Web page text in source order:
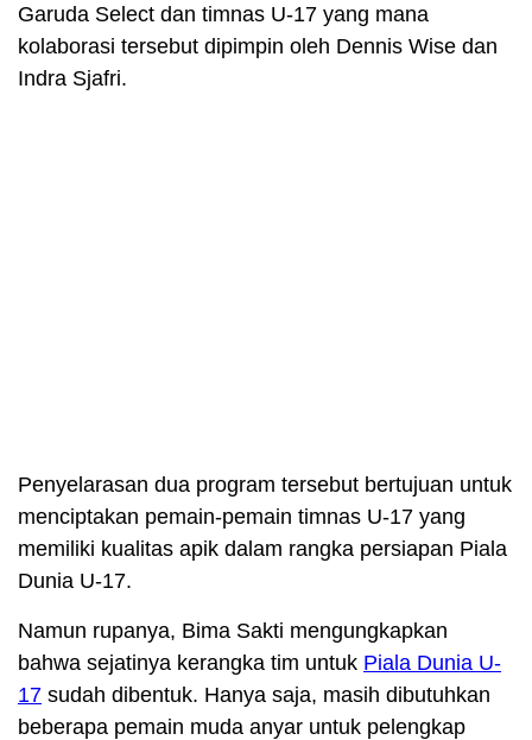
Garuda Select dan timnas U-17 yang mana
kolaborasi tersebut dipimpin oleh Dennis Wise dan
Indra Sjafri.
Penyelarasan dua program tersebut bertujuan untuk
menciptakan pemain-pemain timnas U-17 yang
memiliki kualitas apik dalam rangka persiapan Piala
Dunia U-17.
Namun rupanya, Bima Sakti mengungkapkan
bahwa sejatinya kerangka tim untuk Piala Dunia U-
17 sudah dibentuk. Hanya saja, masih dibutuhkan
beberapa pemain muda anyar untuk pelengkap